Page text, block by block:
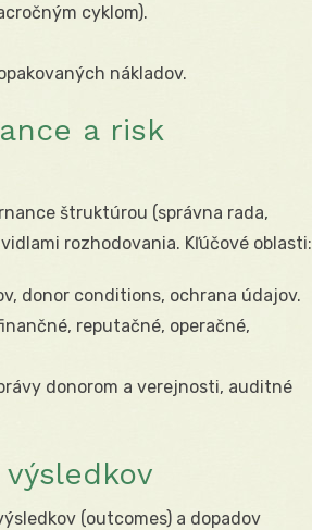
cyklom).
nákladov.
a risk
štruktúrou (správna rada,
rozhodovania. Kľúčové oblasti:
donor conditions, ochrana údajov.
reputačné, operačné,
donorom a verejnosti, auditné
(outcomes) a dopadov